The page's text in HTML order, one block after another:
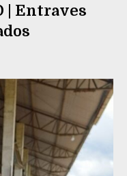
| Entraves